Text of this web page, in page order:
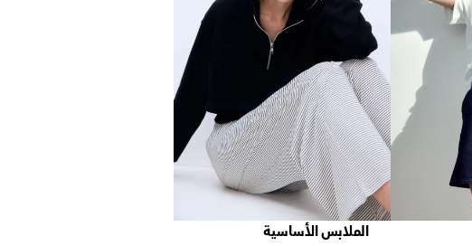
الملابس الأساسية